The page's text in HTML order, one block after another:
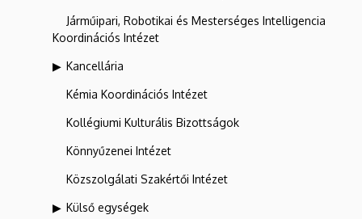
Járműipari, Robotikai és Mesterséges Intelligencia
Koordinációs Intézet
Kancellária
Kémia Koordinációs Intézet
Kollégiumi Kulturális Bizottságok
Könnyűzenei Intézet
Közszolgálati Szakértői Intézet
Külső egységek